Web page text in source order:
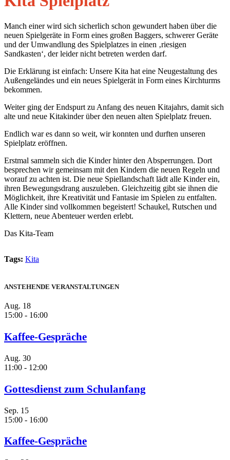
Manch einer wird sich sicherlich schon gewundert haben über die
neuen Spielgeräte in Form eines großen Baggers, schwerer Geräte
und der Umwandlung des Spielplatzes in einen ‚riesigen
Sandkasten‘, der leider nicht betreten werden darf.
Die Erklärung ist einfach: Unsere Kita hat eine Neugestaltung des
Außengeländes und ein neues Spielgerät in Form eines Kirchturms
bekommen.
Weiter ging der Endspurt zu Anfang des neuen Kitajahrs, damit sich
alte und neue Kitakinder über den neuen alten Spielplatz freuen.
Endlich war es dann so weit, wir konnten und durften unseren
Spielplatz eröffnen.
Erstmal sammeln sich die Kinder hinter den Absperrungen. Dort
besprechen wir gemeinsam mit den Kindern die neuen Regeln und
worauf zu achten ist. Die neue Spiellandschaft lädt alle Kinder ein,
ihren Bewegungsdrang auszuleben. Gleichzeitig gibt sie ihnen die
Möglichkeit, ihre Kreativität und Fantasie im Spielen zu entfalten.
Alle Kinder sind vollkommen begeistert! Schaukel, Rutschen und
Klettern, neue Abenteuer werden erlebt.
Das Kita-Team
Tags: Kita
ANSTEHENDE VERANSTALTUNGEN
Aug. 18
15:00 - 16:00
Kaffee-Gespräche
Aug. 30
11:00 - 12:00
Gottesdienst zum Schulanfang
Sep. 15
15:00 - 16:00
Kaffee-Gespräche